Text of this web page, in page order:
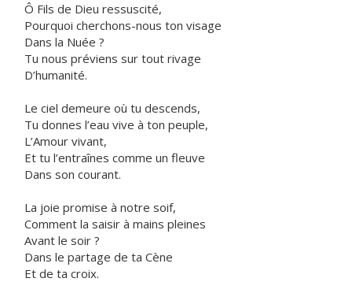
Ô Fils de Dieu ressuscité,
Pourquoi cherchons-nous ton visage
Dans la Nuée ?
Tu nous préviens sur tout rivage
D’humanité.
Le ciel demeure où tu descends,
Tu donnes l’eau vive à ton peuple,
L’Amour vivant,
Et tu l’entraînes comme un fleuve
Dans son courant.
La joie promise à notre soif,
Comment la saisir à mains pleines
Avant le soir ?
Dans le partage de ta Cène
Et de ta croix.